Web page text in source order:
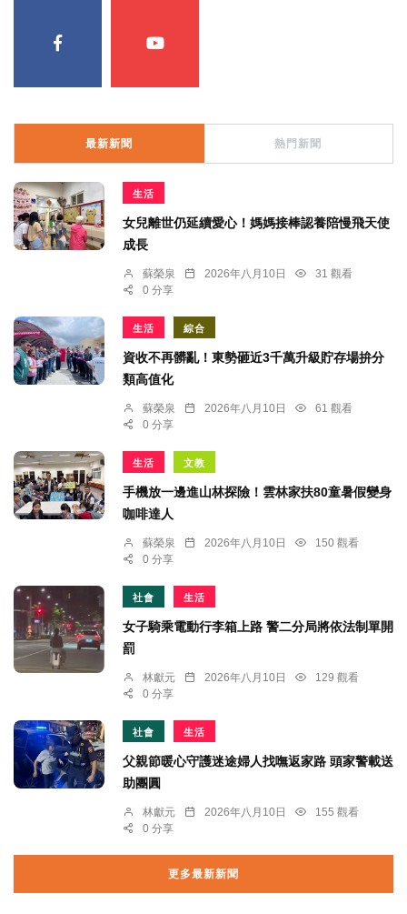
最新新聞 熱門新聞
生活
女兒離世仍延續愛心！媽媽接棒認養陪慢飛天使
成長
蘇榮泉 2026年八月10日
31 觀看
0 分享
生活 綜合
資收不再髒亂！東勢砸近3千萬升級貯存場拚分
類高值化
蘇榮泉 2026年八月10日
61 觀看
0 分享
生活 文教
手機放一邊進山林探險！雲林家扶80童暑假變身
咖啡達人
蘇榮泉 2026年八月10日
150 觀看
0 分享
社會 生活
女子騎乘電動行李箱上路 警二分局將依法制單開
罰
林獻元 2026年八月10日
129 觀看
0 分享
社會 生活
父親節暖心守護迷途婦人找嘸返家路 頭家警載送
助團圓
林獻元 2026年八月10日
155 觀看
0 分享
更多最新新聞